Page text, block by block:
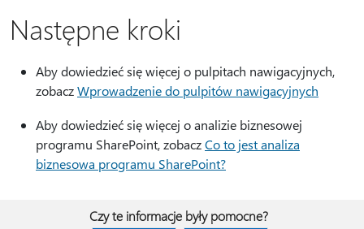
Następne kroki
Aby dowiedzieć się więcej o pulpitach nawigacyjnych,
zobaczWprowadzenie do pulpitów nawigacyjnych
Aby dowiedzieć się więcej o analizie biznesowej
programu SharePoint, zobaczCo to jest analiza
biznesowa programu SharePoint?
Czy te informacje były pomocne?